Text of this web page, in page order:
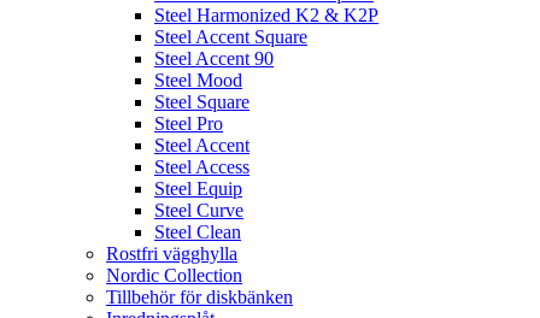
Steel Harmonized K2 & K2P
Steel Accent Square
Steel Accent 90
Steel Mood
Steel Square
Steel Pro
Steel Accent
Steel Access
Steel Equip
Steel Curve
Steel Clean
Rostfri vägghylla
Nordic Collection
Tillbehör för diskbänken